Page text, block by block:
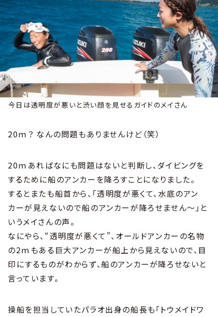
今日は透明度が悪いと渋い顔を見せるガイドのメイさん
20ｍ？ なんの問題もありませんけど（笑）
20ｍあればなにも問題はないと判断し、ダイビングを
するために船のアンカーを降ろすことになりました。
するとまたも船首から、「透明度が悪くて、水底のアン
カーが見えないので船のアンカーが降ろせません～」と
いうメイさんの声。
なにやら、“透明度が悪くて”、オールドアンカーの名物
の2ｍもある巨大アンカーが船上から見えないので、目
印にするものがわからず、船のアンカーが降ろせないと
言っています。
操船を担当していたパラオ出身の船長も「トウメイドワ